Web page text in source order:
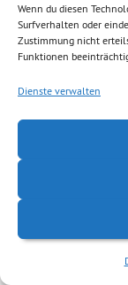
Wenn du diesen
Surfverhalten oder
Zustimmung nicht
Funktionen
Dienste verwalten